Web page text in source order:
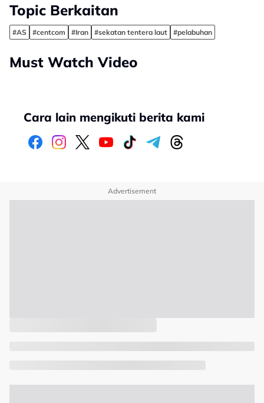
Topic Berkaitan
#AS #centcom #Iran #sekatan tentera laut #pelabuhan
Must Watch Video
Cara lain mengikuti berita kami
Advertisement